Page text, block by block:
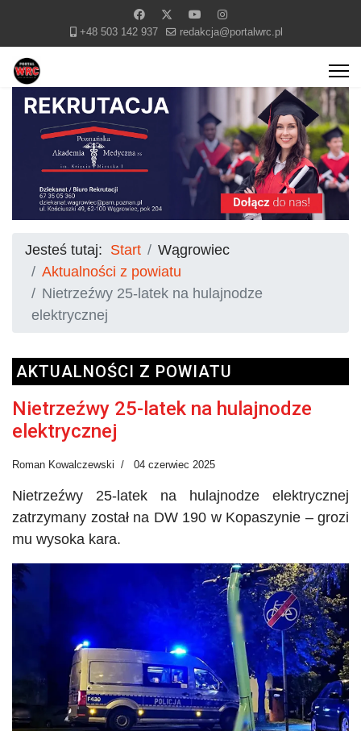
+48 503 142 937 redakcja@portalwrc.pl
Jesteś tutaj: Start
Wągrowiec
Aktualności z powiatu
Nietrzeźwy 25-latek na hulajnodze
elektrycznej
AKTUALNOŚCI Z POWIATU
Nietrzeźwy 25-latek na hulajnodze
elektrycznej
Roman Kowalczewski 04 czerwiec 2025
Nietrzeźwy 25-latek na hulajnodze elektrycznej
zatrzymany został na DW190 w Kopaszynie – grozi
mu wysoka kara.